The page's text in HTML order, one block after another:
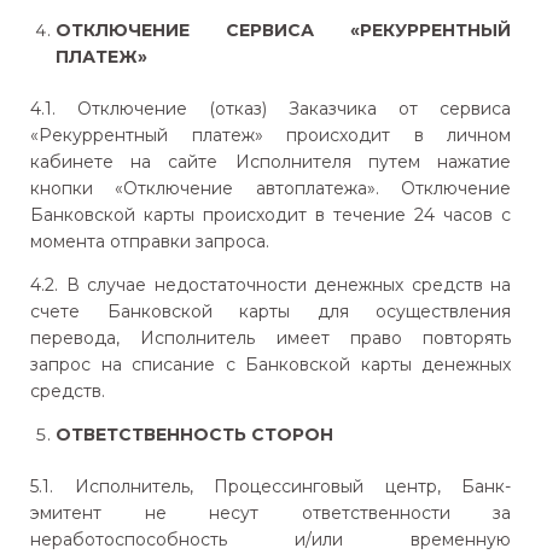
ОТКЛЮЧЕНИЕ СЕРВИСА «РЕКУРРЕНТНЫЙ
ПЛАТЕЖ»
4.1. Отключение (отказ) Заказчика от сервиса
«Рекуррентный платеж» происходит в личном
кабинете на сайте Исполнителя путем нажатие
кнопки «Отключение автоплатежа». Отключение
Банковской карты происходит в течение 24 часов с
момента отправки запроса.
4.2. В случае недостаточности денежных средств на
счете Банковской карты для осуществления
перевода, Исполнитель имеет право повторять
запрос на списание с Банковской карты денежных
средств.
ОТВЕТСТВЕННОСТЬ СТОРОН
5.1. Исполнитель, Процессинговый центр, Банк-
эмитент не несут ответственности за
неработоспособность и/или временную